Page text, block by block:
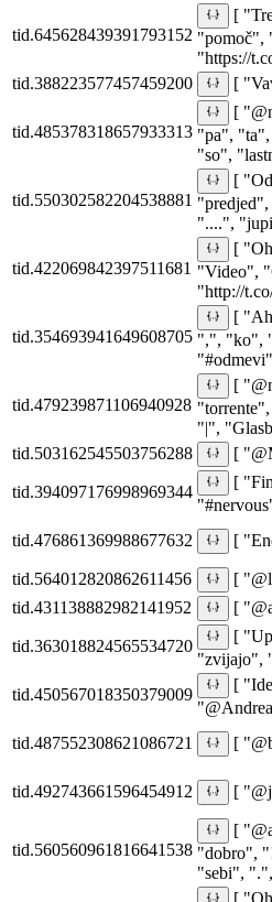
tid.645628439391793152
[
"pomoč",
"https://
tid.388223577457459200
[
tid.485378318657933313
[
"pa",
"so",
tid.550302582204538881
[
"....",
tid.422069842397511681
[
"Video",
"http://
tid.354693941649608705
[
",", "ko",
tid.479239871106940928
[
"|",
tid.503162545503756288
[
tid.394097176998969344
[
tid.476861369988677632
[
tid.564012820862611456
[
tid.431138882982141952
[
tid.363018824565534720
[
"zvijajo",
tid.450567018350379009
[
tid.487552308621086721 [
tid.492743661596454912
[
tid.560560961816641538
[
"dobro",
"sebi",